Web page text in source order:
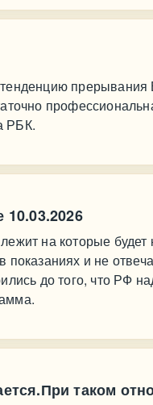
РБК.
10.03.2026
на которые
показаниях и не
до того, что РФ
таком